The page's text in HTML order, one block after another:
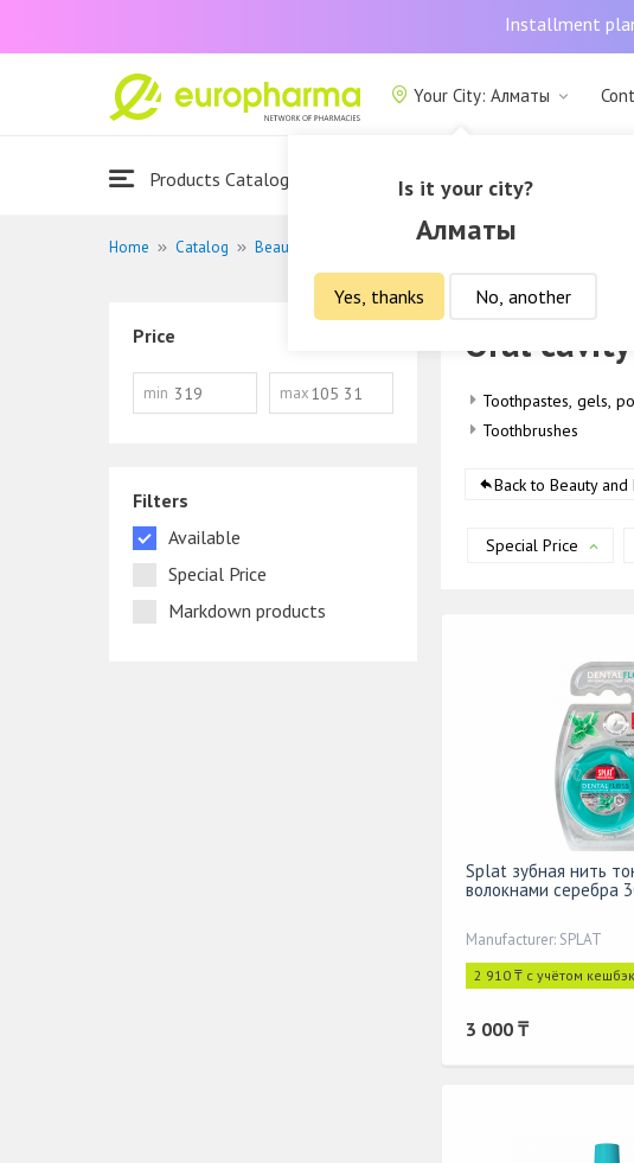
Installment
Your City: Алматы
Is it your city?
Алматы
Yes, thanks No, another
About Us
Products Catalogue
Home Catalog Beauty and hygiene
Price
min max
Filters
Available
Special Price
Markdown products
Oral
Toothpastes, gels,
Toothbrushes
Back to Beauty
Special Price
Splat зубная нить
волокнами серебра
Manufacturer: SPLAT
2 910 ₸ с учётом
3 000 ₸